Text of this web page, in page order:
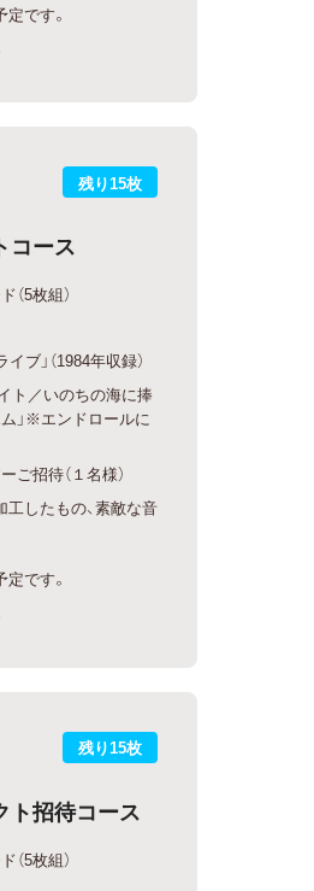
です。
残り15枚
コース
5枚組）
ブ」（1984年収録）
ト／いのちの海に捧
」※エンドロールに
招待（１名様）
したもの、素敵な音
です。
残り15枚
ト招待コース
5枚組）